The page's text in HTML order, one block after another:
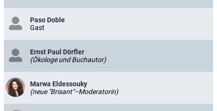
Paso Doble
Gast
Ernst Paul Dörfler
(Ökologe und Buchautor)
Marwa Eldessouky
(neue "Brisant"–Moderatorin)